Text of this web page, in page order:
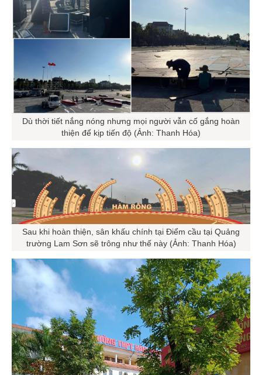
Dù thời tiết nắng nóng nhưng mọi người vẫn cố gắng hoàn
thiện để kịp tiến độ (Ảnh: Thanh Hóa)
Sau khi hoàn thiện, sân khấu chính tại Điểm cầu tại Quảng
trường Lam Sơn sẽ trông như thế này (Ảnh: Thanh Hóa)